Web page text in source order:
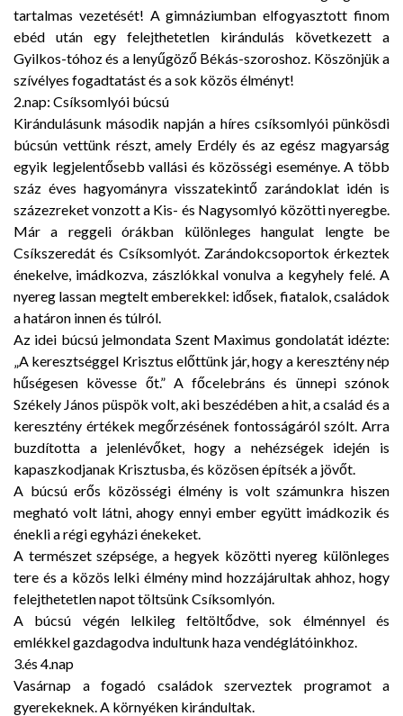
tartalmas vezetését! A gimnáziumban elfogyasztott finom
ebéd után egy felejthetetlen kirándulás következett a
Gyilkos-tóhoz és a lenyűgöző Békás-szoroshoz. Köszönjük a
szívélyes fogadtatást és a sok közös élményt!
2.nap: Csíksomlyói búcsú
Kirándulásunk második napján a híres csíksomlyói pünkösdi
búcsún vettünk részt, amely Erdély és az egész magyarság
egyik legjelentősebb vallási és közösségi eseménye. A több
száz éves hagyományra visszatekintő zarándoklat idén is
százezreket vonzott a Kis- és Nagysomlyó közötti nyeregbe.
Már a reggeli órákban különleges hangulat lengte be
Csíkszeredát és Csíksomlyót. Zarándokcsoportok érkeztek
énekelve, imádkozva, zászlókkal vonulva a kegyhely felé. A
nyereg lassan megtelt emberekkel: idősek, fiatalok, családok
a határon innen és túlról.
Az idei búcsú jelmondata Szent Maximus gondolatát idézte:
„A keresztséggel Krisztus előttünk jár, hogy a keresztény nép
hűségesen kövesse őt.” A főcelebráns és ünnepi szónok
Székely János püspök volt, aki beszédében a hit, a család és a
keresztény értékek megőrzésének fontosságáról szólt. Arra
buzdította a jelenlévőket, hogy a nehézségek idején is
kapaszkodjanak Krisztusba, és közösen építsék a jövőt.
A búcsú erős közösségi élmény is volt számunkra hiszen
megható volt látni, ahogy ennyi ember együtt imádkozik és
énekli a régi egyházi énekeket.
A természet szépsége, a hegyek közötti nyereg különleges
tere és a közös lelki élmény mind hozzájárultak ahhoz, hogy
felejthetetlen napot töltsünk Csíksomlyón.
A búcsú végén lelkileg feltöltődve, sok élménnyel és
emlékkel gazdagodva indultunk haza vendéglátóinkhoz.
3.és 4.nap
Vasárnap a fogadó családok szerveztek programot a
gyerekeknek. A környéken kirándultak.